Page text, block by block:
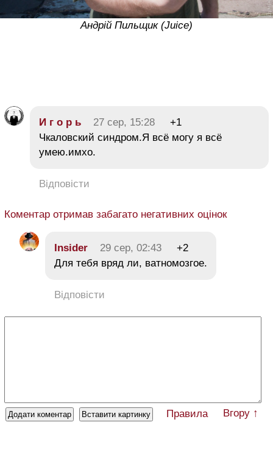
Андрій Пильщик (Juice)
И г о р ь 27 сер, 15:28
+1
Чкаловский синдром.Я всё могу я всё
умею.имхо.
Відповісти
Коментар отримав забагато негативних оцінок
Insider 29 сер, 02:43
+2
Для тебя вряд ли, ватномозгое.
Відповісти
Правила Вгору ↑